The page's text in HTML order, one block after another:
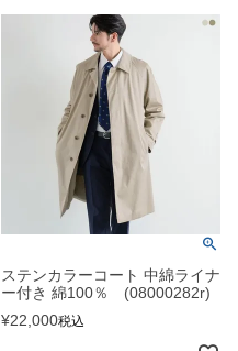
ステンカラーコート 中綿ライナ
ー付き 綿100％ (08000282r)
¥22,000税込